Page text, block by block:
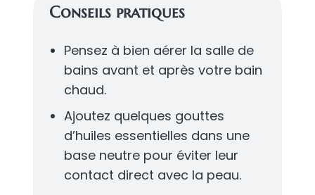
Conseils pratiques
Pensez à bien aérer la salle de
bains avant et après votre bain
chaud.
Ajoutez quelques gouttes
d’huiles essentielles dans une
base neutre pour éviter leur
contact direct avec la peau.